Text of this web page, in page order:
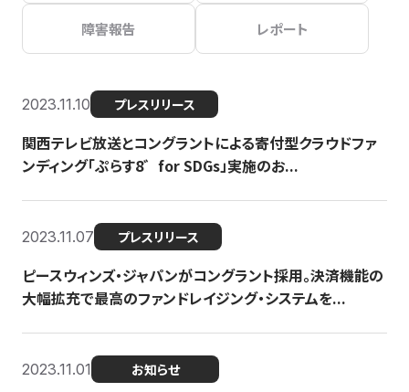
障害報告 レポート
2023.11.10 プレスリリース
関西テレビ放送とコングラントによる寄付型クラウドファ
ンディング「ぷらす8゛for SDGs」実施のお...
2023.11.07 プレスリリース
ピースウィンズ・ジャパンがコングラント採用。決済機能の
大幅拡充で最高のファンドレイジング・システムを...
2023.11.01 お知らせ